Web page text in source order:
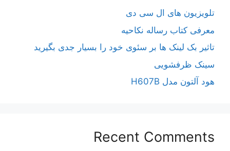
تلویزیون های ال سی دی
معرفی کتاب رساله نکاحیه
تاثیر بک لینک ها بر سئوی خود را بسیار جدی بگیرید
سینک ظرفشویی
هود آلتون مدل H607B
Recent Comments